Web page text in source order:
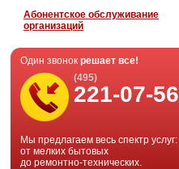
Абонентское обслуживание
организаций
Один звонок решает все!
(495)
221-07-56
Мы предлагаем весь спектр услуг:
от мелких бытовых
до ремонтно-технических.